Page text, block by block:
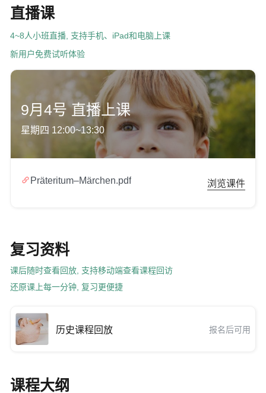
直播课
4~8人小班直播, 支持手机、iPad和电脑上课
新用户免费试听体验
9月4号 直播上课
星期四 12:00~13:30
 Präteritum–Märchen.pdf 浏览课件
复习资料
课后随时查看回放, 支持移动端查看课程回访
还原课上每一分钟, 复习更便捷
历史课程回放 报名后可用
课程大纲